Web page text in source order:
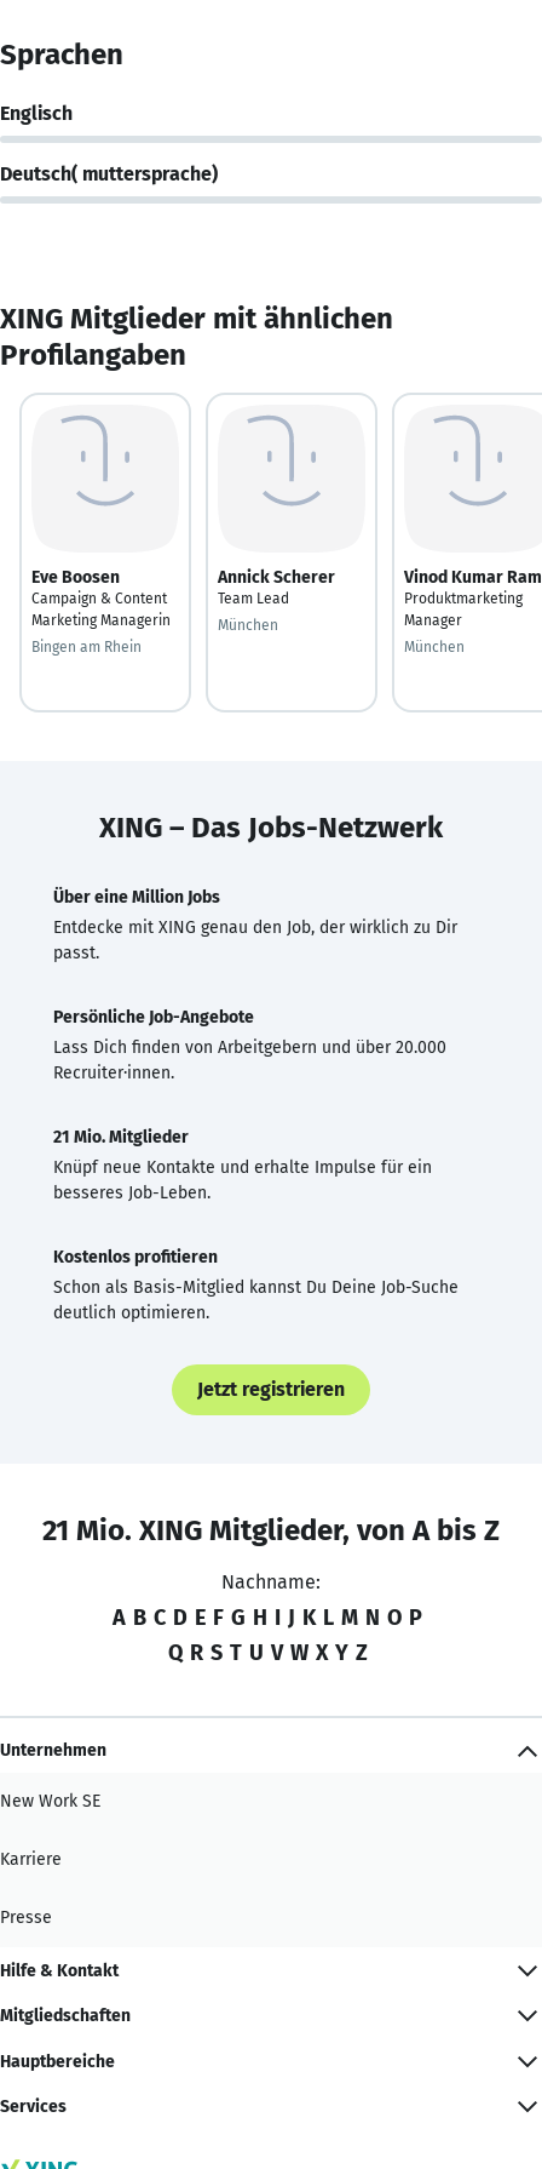
Sprachen
Englisch
Deutsch( muttersprache)
XING Mitglieder mit ähnlichen
Profilangaben
Eve Boosen
Campaign & Content
Marketing Managerin
Bingen am Rhein
Annick Scherer
Team Lead
München
Vinod Kumar
Produktmarketing
Manager
München
XING – Das Jobs-Netzwerk
Über eine Million Jobs
Entdecke mit XING genau den Job, der wirklich zu Dir
passt.
Persönliche Job-Angebote
Lass Dich finden von Arbeitgebern und über 20.000
Recruiter·innen.
21 Mio. Mitglieder
Knüpf neue Kontakte und erhalte Impulse für ein
besseres Job-Leben.
Kostenlos profitieren
Schon als Basis-Mitglied kannst Du Deine Job-Suche
deutlich optimieren.
Jetzt registrieren
21 Mio. XING Mitglieder, von A bis Z
Nachname:
A B C D E F G H I J K L M N O P
Q R S T U V W X Y Z
Unternehmen
New Work SE
Karriere
Presse
Hilfe & Kontakt
Mitgliedschaften
Hauptbereiche
Services